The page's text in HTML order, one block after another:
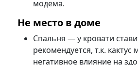
модема.
Не место в доме
Спальня — у кровати
рекомендуется, т.к.
негативное влияние на